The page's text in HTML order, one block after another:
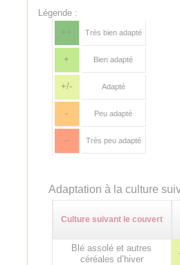
Légende :
++
Très bien adapté
+ Bien adapté
+/- Adapté
- Peu adapté
-- Très peu adapté
Adaptation à la culture
Culture suivant le couvert
Blé assolé et autres
céréales d’hiver